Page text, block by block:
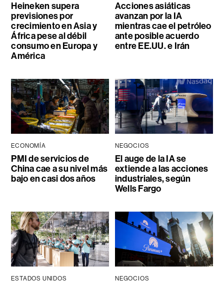
Heineken supera
previsiones por
crecimiento en Asia y
África pese al débil
consumo en Europa y
América
Acciones asiáticas
avanzan por la IA
mientras cae el petróleo
ante posible acuerdo
entre EE.UU. e Irán
ECONOMÍA
PMI de servicios de
China cae a su nivel más
bajo en casi dos años
NEGOCIOS
El auge de la IA se
extiende a las acciones
industriales, según
Wells Fargo
ESTADOS UNIDOS NEGOCIOS